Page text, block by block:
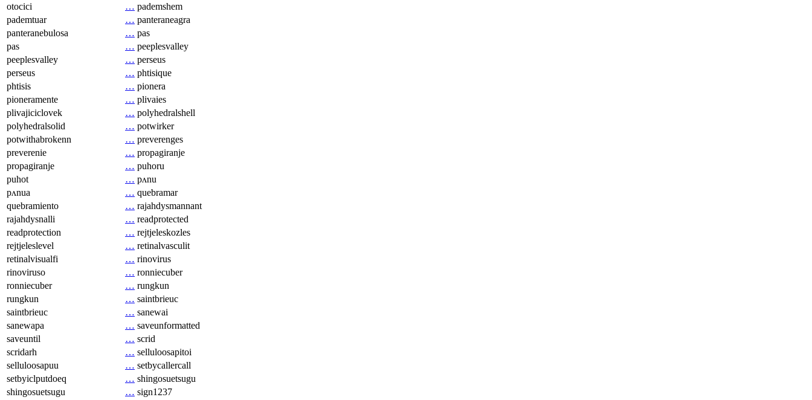
otocici
… pademshem
pademtuar
… panteraneagra
panteranebulosa
… pas
pas
… peeplesvalley
peeplesvalley
… perseus
perseus
… phtisique
phtisis
… pionera
pioneramente
… plivaies
plivajiciclovek
… polyhedralshell
polyhedralsolid
… potwirker
potwithabrokenn
… preverenges
preverenie
… propagiranje
propagiranje
… puhoru
puhot
… pʌnu
pʌnua
… quebramar
quebramiento
… rajahdysmannant
rajahdysnalli
… readprotected
readprotection
… rejtjeleskozles
rejtjeleslevel
… retinalvasculit
retinalvisualfi
… rinovirus
rinoviruso
… ronniecuber
ronniecuber
… rungkun
rungkun
… saintbrieuc
saintbrieuc
… sanewai
sanewapa
… saveunformatted
saveuntil
… scrid
scridarh
… selluloosapitoi
selluloosapuu
… setbycallercall
setbyiclputdoeq
… shingosuetsugu
shingosuetsugu
… sign1237